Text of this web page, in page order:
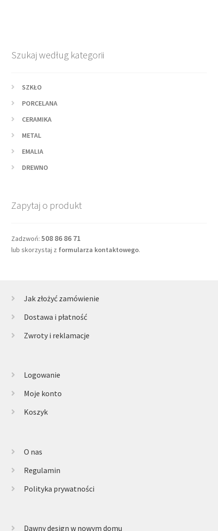
Szukaj według kategorii
SZKŁO
PORCELANA
CERAMIKA
METAL
EMALIA
DREWNO
Zapytaj o produkt
Zadzwoń: 508 86 86 71
lub skorzystaj z formularza kontaktowego.
Jak złożyć zamówienie
Dostawa i płatność
Zwroty i reklamacje
Logowanie
Moje konto
Koszyk
O nas
Regulamin
Polityka prywatności
Dawny design w nowym domu